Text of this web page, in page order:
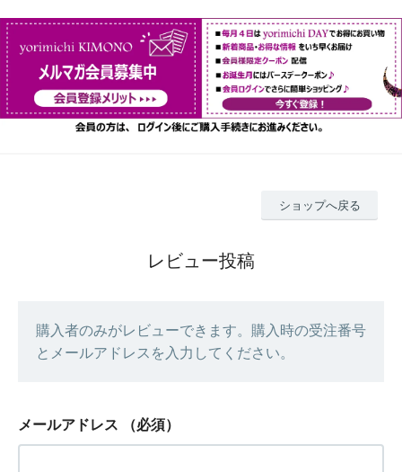
ショップへ戻る
レビュー投稿
購入者のみがレビューできます。購入時の受注番号
とメールアドレスを入力してください。
メールアドレス （必須）